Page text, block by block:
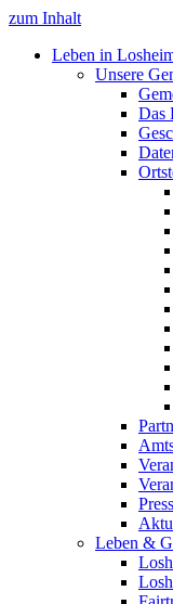
zum Inhalt
Leben in
Unsere
Das
Leben &